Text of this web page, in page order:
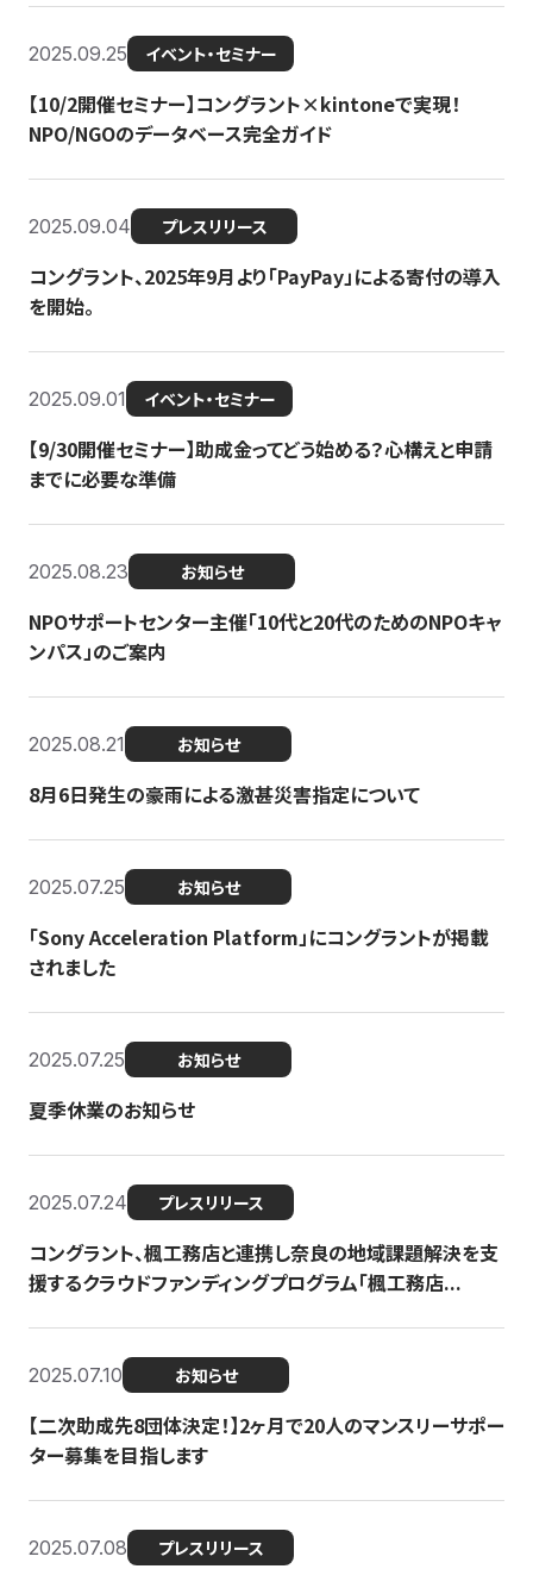
2025.09.25 イベント・セミナー
【10/2開催セミナー】コングラント×kintoneで実現！
NPO/NGOのデータベース完全ガイド
2025.09.04 プレスリリース
コングラント、2025年9月より「PayPay」による寄付の導入
を開始。
2025.09.01 イベント・セミナー
【9/30開催セミナー】助成金ってどう始める？心構えと申請
までに必要な準備
2025.08.23 お知らせ
NPOサポートセンター主催「10代と20代のためのNPOキャ
ンパス」のご案内
2025.08.21 お知らせ
8月6日発生の豪雨による激甚災害指定について
2025.07.25 お知らせ
「Sony Acceleration Platform」にコングラントが掲載
されました
2025.07.25 お知らせ
夏季休業のお知らせ
2025.07.24 プレスリリース
コングラント、楓工務店と連携し奈良の地域課題解決を支
援するクラウドファンディングプログラム「楓工務店...
2025.07.10 お知らせ
【二次助成先8団体決定！】2ヶ月で20人のマンスリーサポー
ター募集を目指します
2025.07.08 プレスリリース